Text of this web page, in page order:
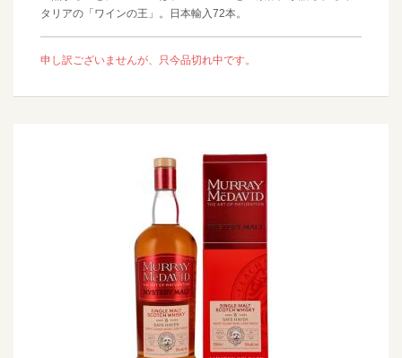
タリアの「ワインの王」。日本輸入72本。
申し訳ございませんが、只今品切れ中です。